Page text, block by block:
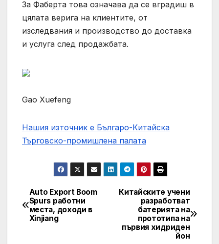
За Фаберта това означава да се вградиш в
цялата верига на клиентите, от
изследвания и производство до доставка
и услуга след продажбата.
Gao Xuefeng
Нашия източник е Българо-Китайска
Търговско-промишлена палaта
Post
navigation
Китайските учени
разработват
батерията на
прототипа на
първия хидриден
йон
Auto Export Boom
Spurs работни
места, доходи в
Xinjiang